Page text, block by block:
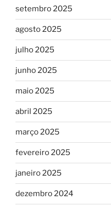
setembro 2025
agosto 2025
julho 2025
junho 2025
maio 2025
abril 2025
março 2025
fevereiro 2025
janeiro 2025
dezembro 2024